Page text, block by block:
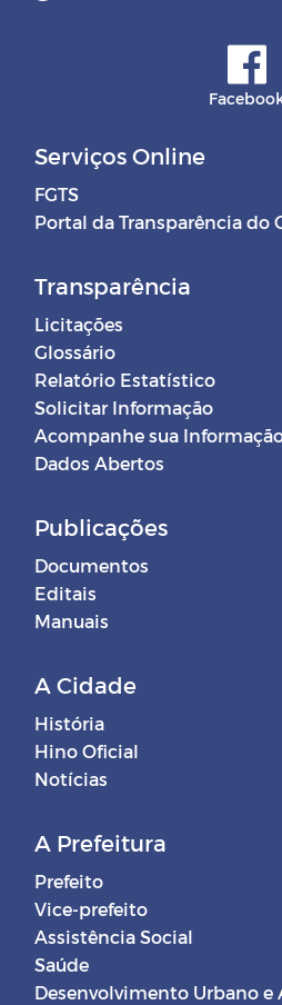
Serviços Online
FGTS
Portal da Transparência do
Transparência
Licitações
Glossário
Relatório Estatístico
Solicitar Informação
Acompanhe sua
Dados Abertos
Publicações
Documentos
Editais
Manuais
A Cidade
História
Hino Oficial
Notícias
A Prefeitura
Prefeito
Vice-prefeito
Assistência Social
Saúde
Desenvolvimento Urbano